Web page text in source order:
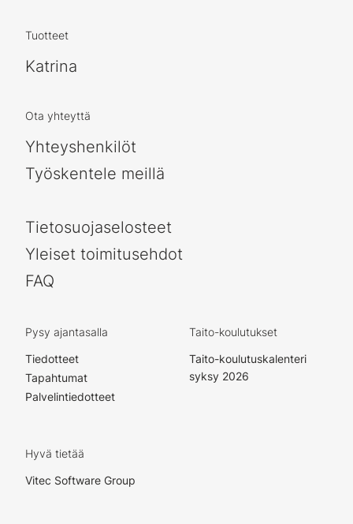
Tuotteet
Katrina
Ota yhteyttä
Yhteyshenkilöt
Työskentele meillä
Tietosuojaselosteet
Yleiset toimitusehdot
FAQ
Pysy ajantasalla
Tiedotteet
Tapahtumat
Palvelintiedotteet
Taito-koulutukset
Taito-koulutuskalenteri
syksy 2026
Hyvä tietää
Vitec Software Group